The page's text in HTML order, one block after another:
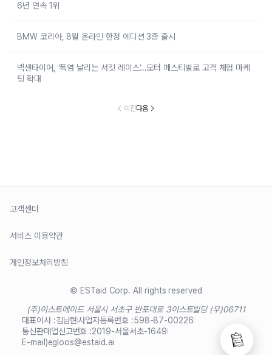
6년 연속 1위
BMW 코리아, 8월 온라인 한정 에디션 3종 출시
넥센타이어, ‘폭염 날리는 서킷 레이스’…모터 페스티벌로 고객 체험 마케
팅 확대
이전다음
고객센터
서비스 이용약관
개인정보처리방침
© ESTaid Corp. All rights reserved
(주)이스트에이드 서울시 서초구 반포대로 3이스트빌딩 (우)06711
대표이사 :김남현사업자등록번호 :598-87-00226
통신판매업신고번호 :2019-서울서초-1649
E-mail)egloos@estaid.ai